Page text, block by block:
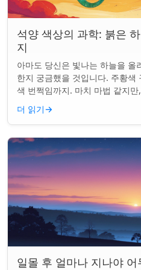
석양 색상의 과학: 붉은
지
아마도 당신은 빛나는 하늘을 올
한지 궁금했을 것입니다. 주황색
색 번쩍임까지. 마치 마법 같지
타이밍의 문제입니다. 태양은 지...
더 읽기→
일몰 후 얼마나 지나야 어